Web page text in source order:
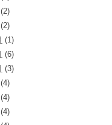
(2)
(2)
(1)
(6)
(3)
(4)
(4)
(4)